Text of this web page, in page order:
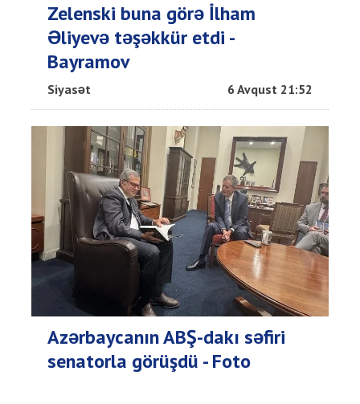
Zelenski buna görə İlham
Əliyevə təşəkkür etdi -
Bayramov
Siyasət 6 Avqust 21:52
Azərbaycanın ABŞ-dakı səfiri
senatorla görüşdü - Foto